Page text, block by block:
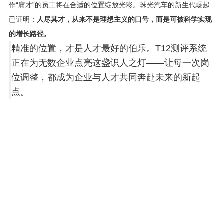
作“庸才”的员工将在合适的位置绽放光彩。珠光汽车的新生代崛起
已证明： 人尽其才，从来不是理想主义的口号，而是可被科学实现
的增长路径。
精准的位置，才是人才最好的伯乐。T12测评系统
正在为无数企业点亮这盏识人之灯——让每一次岗
位调整，都成为企业与人才共同奔赴未来的新起
点。